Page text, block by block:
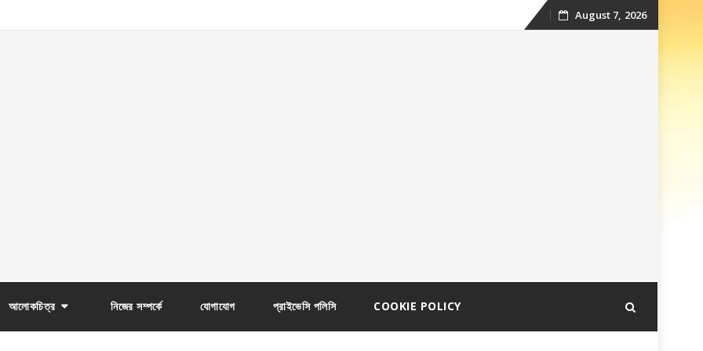
Skip
August 7, 2026
আলোকচিত্র নিজের সম্পর্কে যোগাযোগ প্রাইভেসি পলিসি COOKIE POLICY